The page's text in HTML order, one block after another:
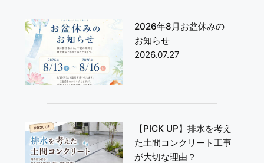
2026年8月お盆休みの
お知らせ
2026.07.27
【PICK UP】排水を考え
た土間コンクリート工事
が大切な理由？